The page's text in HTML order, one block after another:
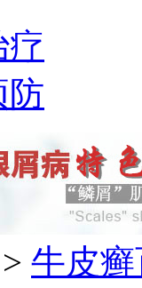
疗
防
> 牛皮